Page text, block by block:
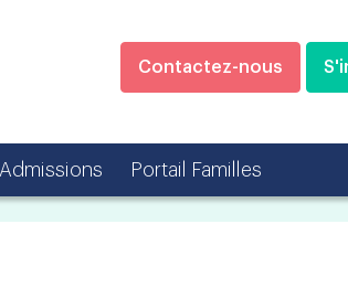
Contactez-nous
Admissions Portail Familles